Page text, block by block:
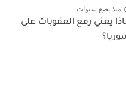
منذ بضع سنوات
يعني رفع العقوبات على